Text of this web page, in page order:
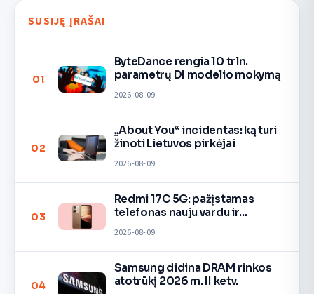
SUSIJĘ ĮRAŠAI
01
ByteDance rengia 10 trln.
parametrų DI modelio mokymą
2026-08-09
02
„About You“ incidentas: ką turi
žinoti Lietuvos pirkėjai
2026-08-09
03
Redmi 17C 5G: pažįstamas
telefonas nauju vardu ir
2026-08-09
04
Samsung didina DRAM rinkos
atotrūkį 2026 m. II ketv.